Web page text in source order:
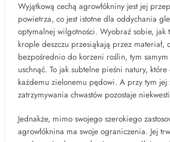
Wyjątkową cechą agrowłókniny jest jej
powietrza, co jest istotne dla oddychania
optymalnej wilgotności. Wyobraź sobie, jak
krople deszczu przesiąkają przez materiał,
bezpośrednio do korzeni roślin, tym
uschnąć. To jak subtelne pieśni natury,
każdemu zielonemu pędowi. A przy tym jej
zatrzymywania chwastów pozostaje
Jednakże, mimo swojego szerokiego
agrowłóknina ma swoje ograniczenia. Jej